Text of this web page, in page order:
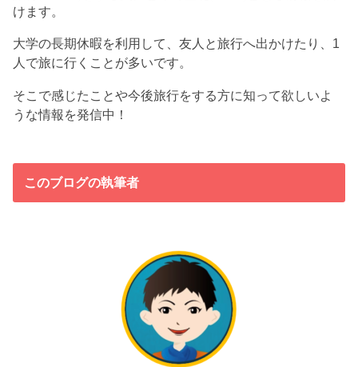
けます。
大学の長期休暇を利用して、友人と旅行へ出かけたり、1
人で旅に行くことが多いです。
そこで感じたことや今後旅行をする方に知って欲しいよ
うな情報を発信中！
このブログの執筆者